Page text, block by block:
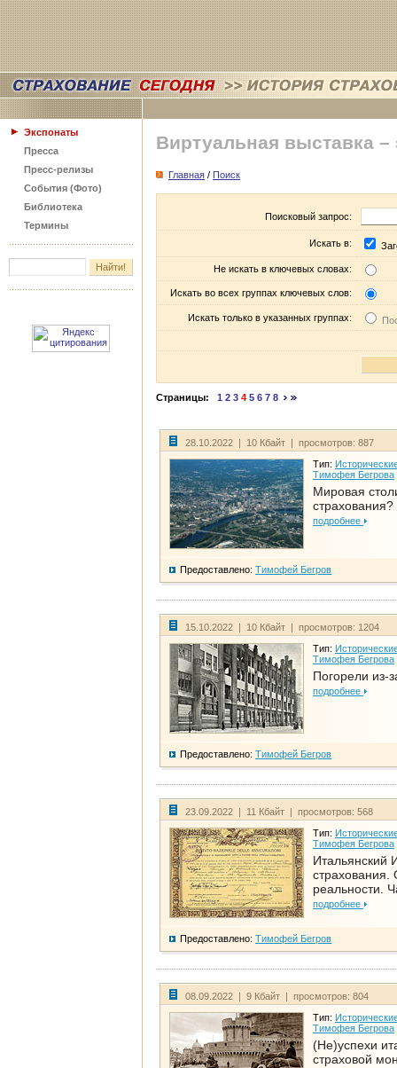
Экспонаты
Пресса
Пресс-релизы
События (Фото)
Библиотека
Термины
Виртуальная выставка –
Главная / Поиск
Поисковый запрос:
Искать в:
Не искать в ключевых словах:
Искать во всех группах ключевых слов:
Искать только в указанных группах:
Страницы: 1 2 3 4 5 6 7 8
28.10.2022 | 10 Кбайт | просмотров: 887
Тип:
Тимофея Бегрова
Мировая
страхования?
подробнее
Предоставлено: Тимофей Бегров
15.10.2022 | 10 Кбайт | просмотров: 1204
Тип:
Тимофея Бегрова
Погорели из-
подробнее
Предоставлено: Тимофей Бегров
23.09.2022 | 11 Кбайт | просмотров: 568
Тип:
Тимофея Бегрова
Итальянский
страхования.
реальности.
подробнее
Предоставлено: Тимофей Бегров
08.09.2022 | 9 Кбайт | просмотров: 804
Тип:
Тимофея Бегрова
(Не)успехи
страховой